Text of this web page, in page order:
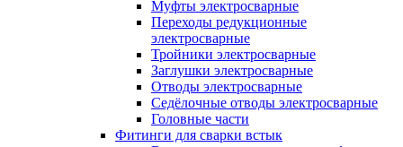
Муфты электросварные
Переходы редукционные
электросварные
Тройники электросварные
Заглушки электросварные
Отводы электросварные
Седёлочные отводы электросварные
Головные части
Фитинги для сварки встык